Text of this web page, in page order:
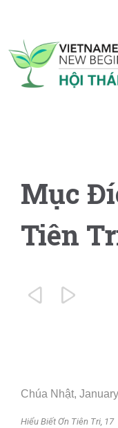
Mục
Tiên
 
Chúa Nhật,
Hiểu Biết Ơn Tiên Tri, 17